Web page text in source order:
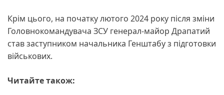
Крім цього, на початку лютого 2024 року після зміни
Головнокомандувача ЗСУ генерал-майор Драпатий
став заступником начальника Генштабу з підготовки
військових.
Читайте також: